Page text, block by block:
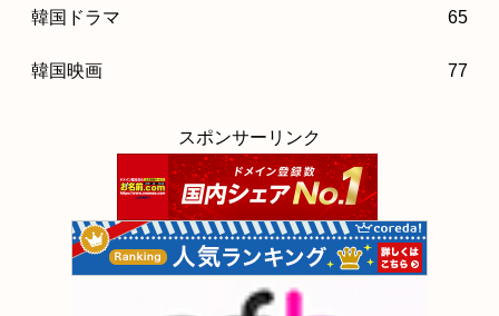
韓国ドラマ 65
韓国映画 77
スポンサーリンク